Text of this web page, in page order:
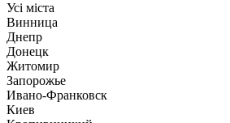
Усі міста
Винница
Днепр
Донецк
Житомир
Запорожье
Ивано-Франковск
Киев